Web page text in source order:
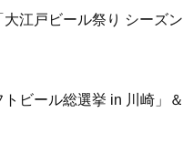
江戸ビール祭り シーズン
ビール総選挙 in 川崎」＆